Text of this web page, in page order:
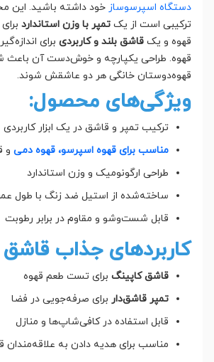
دستگاه اسپرسوساز خود داشته باشید. این
ترکیبی است از یک تمپر با وزن استاندارد
قهوه و یک قاشق بلند و کاربردی برای
قهوه. طراحی یکپارچه و خوش‌دست آن باعث
قهوه‌دوستان خانگی هر دو عاشقش شوند.
ویژگی‌های محصول:
ترکیب تمپر و قاشق در یک ابزار کاربردی
مناسب برای قهوه اسپرسو، قهوه دمی و
طراحی ارگونومیک و وزن استاندارد
ساخته‌شده از استیل ضد زنگ با طول عمر
قابل شست‌وشو و مقاوم در برابر رطوبت
کاربردهای جذاب قاشق
قاشق کاپینگ برای تست طعم قهوه
تمپر قاشق‌دار برای صرفه‌جویی در فضا
قابل استفاده در کافی‌شاپ‌ها و منازل
مناسب برای هدیه دادن به علاقه‌مندان